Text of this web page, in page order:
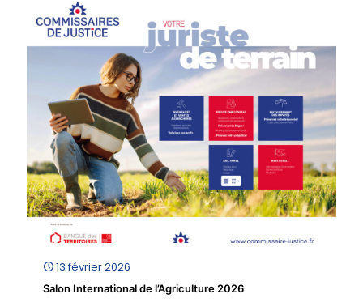
13 février 2026
Salon International de l’Agriculture 2026